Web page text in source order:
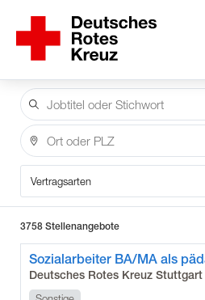
Vertragsarten
3758 Stellenangebote
Deutsches Rotes Kreuz Stuttgart